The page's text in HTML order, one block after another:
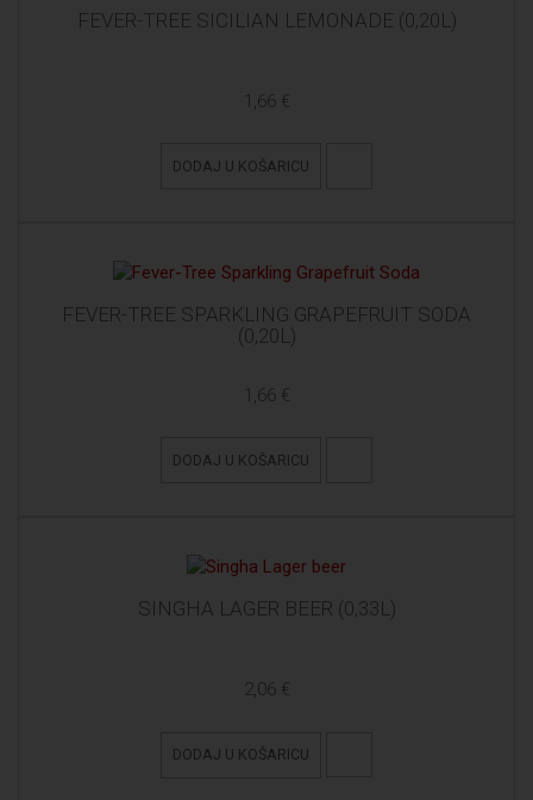
FEVER-TREE SICILIAN LEMONADE (0,20L)
1,66 €
DODAJ U KOŠARICU
FEVER-TREE SPARKLING GRAPEFRUIT SODA
(0,20L)
1,66 €
DODAJ U KOŠARICU
SINGHA LAGER BEER (0,33L)
2,06 €
DODAJ U KOŠARICU